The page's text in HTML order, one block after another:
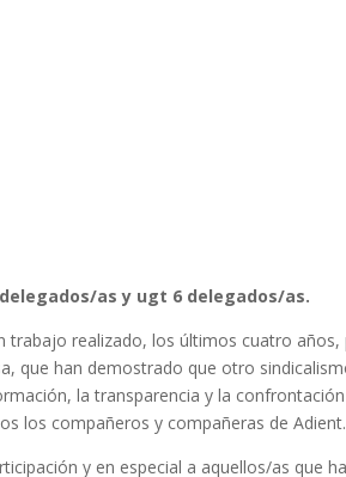
as y ugt 6 delegados/as.
trabajo realizado, los últimos cuatro
que han demostrado que otro
la transparencia y la
los compañeros y compañeras de Adient.
y en especial a aquellos/as que